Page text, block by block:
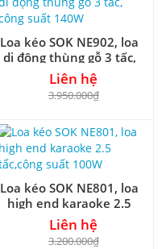
Loa kéo SOK NE902, loa
di động thùng gỗ 3 tấc,
công suất 140W
Liên hệ
3.950.000₫
Loa kéo SOK NE801, loa
high end karaoke 2.5
tấc,công suất 100W
Liên hệ
3.200.000₫